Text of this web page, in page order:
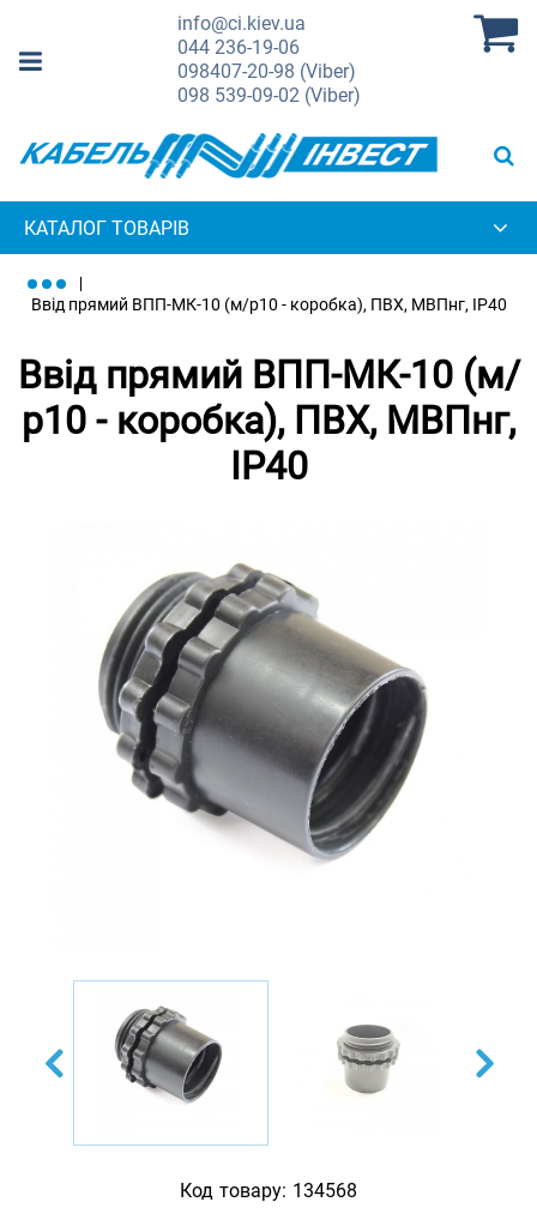
info@ci.kiev.ua
044236-19-06
098407-20-98 (Viber)
098 539-09-02 (Viber)
КАТАЛОГ ТОВАРІВ
Ввід прямий ВПП-МК-10 (м/р10 - коробка), ПВХ, МВПнг, IP40
Ввід прямий ВПП-МК-10 (м/
р10 - коробка), ПВХ, МВПнг,
IP40
Код товару: 134568